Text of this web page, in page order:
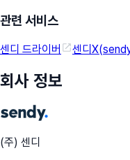
관련 서비스
센디 드라이버 센디
회사 정보
(주) 센디